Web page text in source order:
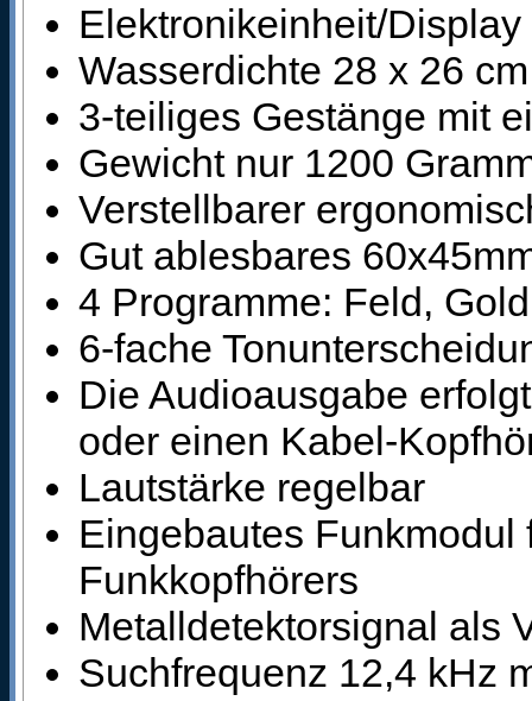
Elektronikeinheit/
Wasserdichte 28 x 26
3-teiliges Gestänge mit
Gewicht nur 1200
Verstellbarer
Gut ablesbares
4 Programme: Feld,
6-fache
Die Audioausgabe
oder einen Kabel-
Lautstärke regelbar
Eingebautes
Funkkopfhörers
Metalldetektorsignal als
Suchfrequenz 12,4 kHz